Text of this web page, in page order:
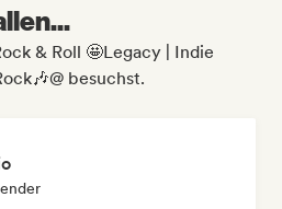
& Roll 🤩Legacy | Indie
besuchst.